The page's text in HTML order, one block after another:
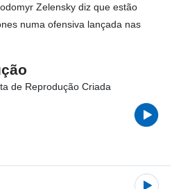
Zelensky diz que estão
numa ofensiva lançada nas
de Reprodução Criada